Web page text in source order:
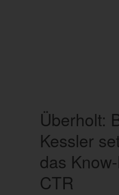
Überholt:
Kessler
das
CTR